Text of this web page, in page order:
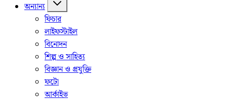
অন্যান্য
ফিচার
লাইফস্টাইল
বিনোদন
শিল্প ও সাহিত্য
বিজ্ঞান ও প্রযুক্তি
ফটো
আর্কাইভ